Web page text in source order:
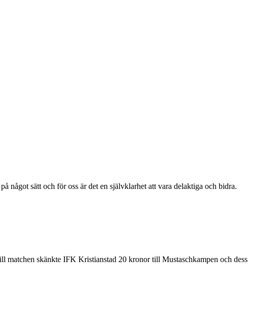
något sätt och för oss är det en självklarhet att vara delaktiga och bidra.
skänkte IFK Kristianstad 20 kronor till Mustaschkampen och dess